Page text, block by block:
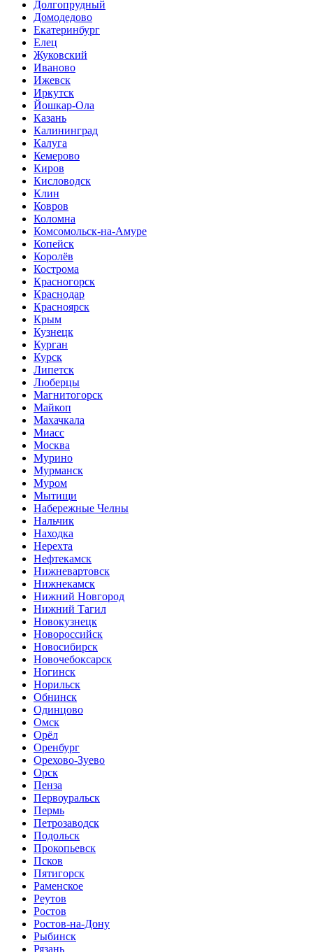
Долгопрудный
Домодедово
Екатеринбург
Елец
Жуковский
Иваново
Ижевск
Иркутск
Йошкар-Ола
Казань
Калининград
Калуга
Кемерово
Киров
Кисловодск
Клин
Ковров
Коломна
Комсомольск-на-Амуре
Копейск
Королёв
Кострома
Красногорск
Краснодар
Красноярск
Крым
Кузнецк
Курган
Курск
Липетск
Люберцы
Магнитогорск
Майкоп
Махачкала
Миасс
Москва
Мурино
Мурманск
Муром
Мытищи
Набережные Челны
Нальчик
Находка
Нерехта
Нефтекамск
Нижневартовск
Нижнекамск
Нижний Новгород
Нижний Тагил
Новокузнецк
Новороссийск
Новосибирск
Новочебоксарск
Ногинск
Норильск
Обнинск
Одинцово
Омск
Орёл
Оренбург
Орехово-Зуево
Орск
Пенза
Первоуральск
Пермь
Петрозаводск
Подольск
Прокопьевск
Псков
Пятигорск
Раменское
Реутов
Ростов
Ростов-на-Дону
Рыбинск
Рязань